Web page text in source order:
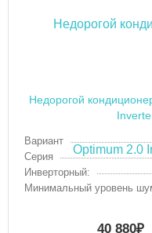
Недорогой
Вариант
Серия
Инверторный:
Минимальный уровень
40 880₽